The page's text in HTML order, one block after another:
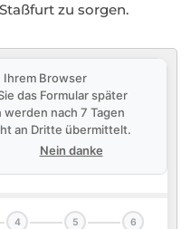
zu sorgen.
Ihrem Browser
das Formular später
nach 7 Tagen
an Dritte übermittelt.
Nein danke
4 5 6